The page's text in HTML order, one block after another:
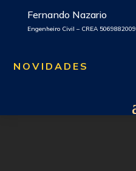
Fernando Nazario
Engenheiro Civil – CREA 5069882009
NOVIDADES